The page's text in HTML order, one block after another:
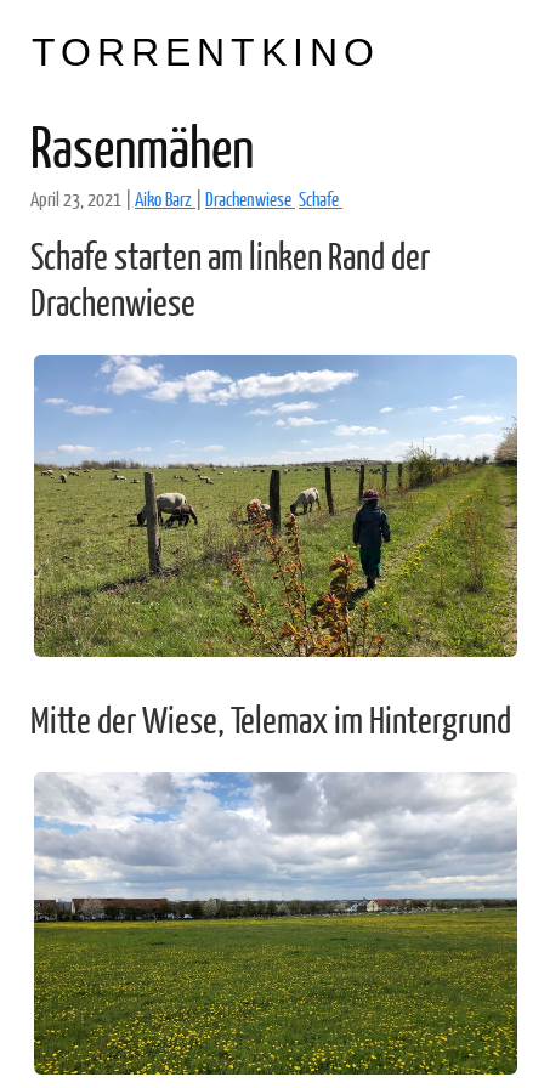
TORRENTKINO
Rasenmähen
April 23, 2021 Aiko Barz Drachenwiese Schafe
Schafe starten am linken Rand der
Drachenwiese
Mitte der Wiese, Telemax im Hintergrund